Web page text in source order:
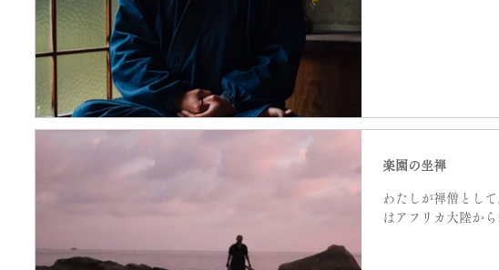
楽園の坐禅
わたしが禅僧として
はアフリカ大陸か